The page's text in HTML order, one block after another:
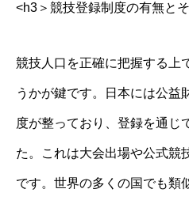
<h3＞競技登録制度の有無と
競技人口を正確に把握する上
うかが鍵です。日本には公益
度が整っており、登録を通じ
た。これは大会出場や公式競
です。世界の多くの国でも類